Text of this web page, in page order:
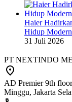
Haier
Hidup
31 Juli 2026
PT NEXTINDO
AD Premier 9th
Minggu, Jakarta